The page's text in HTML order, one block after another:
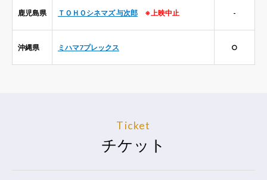
鹿児島県 ＴＯＨＯシネマズ 与次郎 ※上映中止 -
沖縄県 ミハマ7プレックス ○
Ticket
チケット